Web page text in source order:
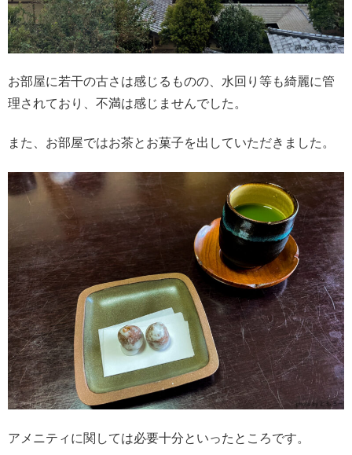
お部屋に若干の古さは感じるものの、水回り等も綺麗に管
理されており、不満は感じませんでした。
また、お部屋ではお茶とお菓子を出していただきました。
アメニティに関しては必要十分といったところです。